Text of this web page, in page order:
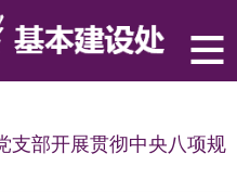
支部开展贯彻中央八项规